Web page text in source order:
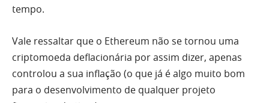
tempo.
Vale ressaltar que o Ethereum não se tornou uma
criptomoeda deflacionária por assim dizer, apenas
controlou a sua inflação (o que já é algo muito bom
para o desenvolvimento de qualquer projeto